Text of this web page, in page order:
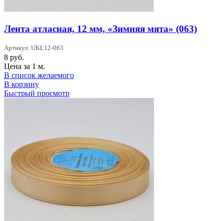
Лента атласная, 12 мм, «Зимняя мята» (063)
Артикул: UKL12-063
8 руб.
Цена за 1 м.
В список желаемого
В корзину
Быстрый просмотр